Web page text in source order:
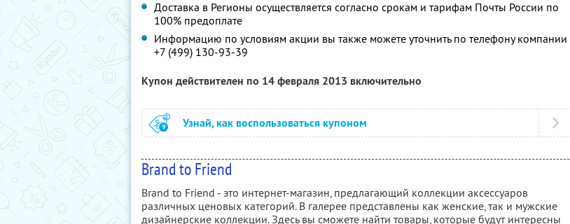
Доставка в Регионы осуществляется согласно срокам и тарифам Почты России по
100% предоплате
Информацию по условиям акции вы также можете уточнить по телефону компании
+7 (499) 130-93-39
Купон действителен по 14 февраля 2013 включительно
Узнай, как воспользоваться купоном
Brand to Friend
Brand to Friend - это интернет-магазин, предлагающий коллекции аксессуаров
различных ценовых категорий. В галерее представлены как женские, так и мужские
дизайнерские коллекции. Здесь вы сможете найти товары, которые будут интересны